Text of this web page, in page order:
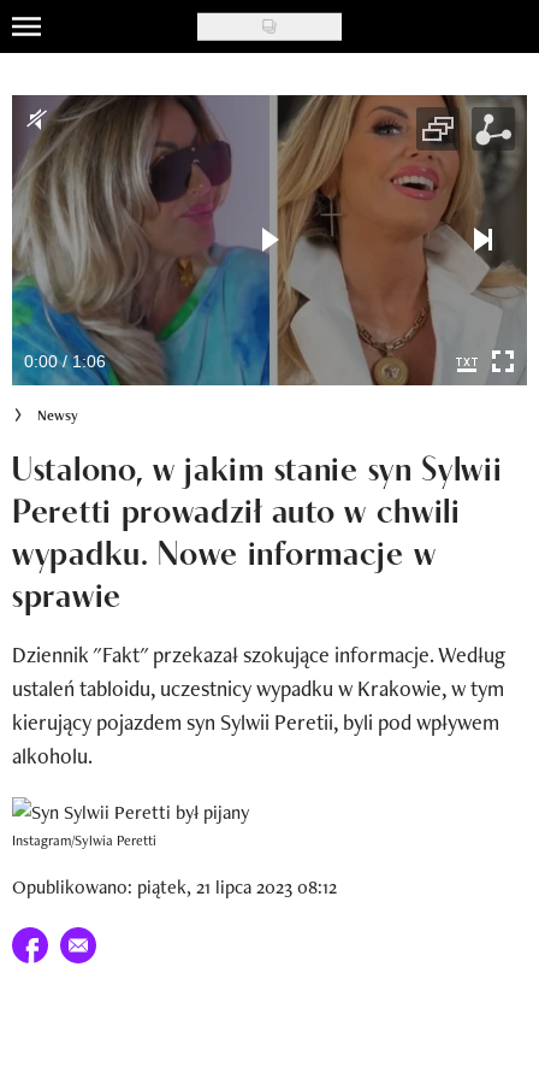
Skip
to
main
content
Moda
Ślub i wesele
Styl życia
Nasze akcje
Inspiracje
Newsy
Newsletter
Wizaz Summer Influ School
Mój profil / Zarejestruj się
0:00 / 1:06
Newsy
Ustalono, w jakim stanie syn Sylwii
Peretti prowadził auto w chwili
wypadku. Nowe informacje w
sprawie
Dziennik "Fakt" przekazał szokujące informacje. Według
ustaleń tabloidu, uczestnicy wypadku w Krakowie, w tym
kierujący pojazdem syn Sylwii Peretii, byli pod wpływem
alkoholu.
Instagram/Sylwia Peretti
Opublikowano: piątek, 21 lipca 2023 08:12
Udostępnij na facebook
E-mail do przyjaciela